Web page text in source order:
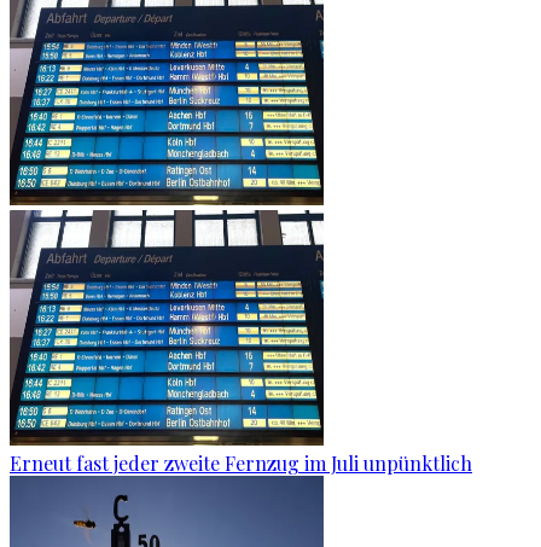
Erneut fast jeder zweite Fernzug im Juli unpünktlich